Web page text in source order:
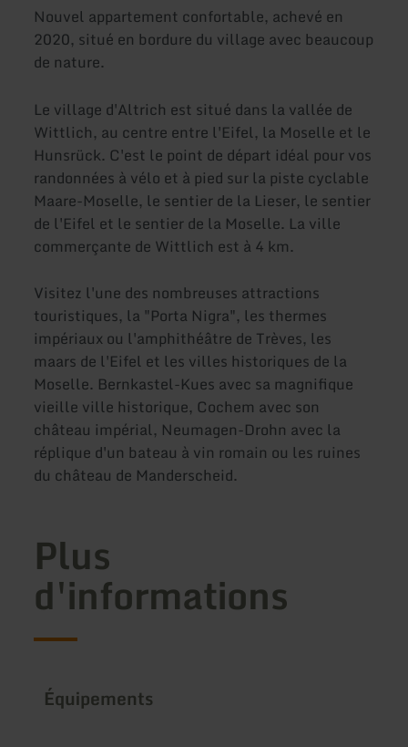
Nouvel appartement confortable, achevé en
2020, situé en bordure du village avec beaucoup
de nature.
Le village d'Altrich est situé dans la vallée de
Wittlich, au centre entre l'Eifel, la Moselle et le
Hunsrück. C'est le point de départ idéal pour vos
randonnées à vélo et à pied sur la piste cyclable
Maare-Moselle, le sentier de la Lieser, le sentier
de l'Eifel et le sentier de la Moselle. La ville
commerçante de Wittlich est à 4 km.
Visitez l'une des nombreuses attractions
touristiques, la "Porta Nigra", les thermes
impériaux ou l'amphithéâtre de Trèves, les
maars de l'Eifel et les villes historiques de la
Moselle. Bernkastel-Kues avec sa magnifique
vieille ville historique, Cochem avec son
château impérial, Neumagen-Drohn avec la
réplique d'un bateau à vin romain ou les ruines
du château de Manderscheid.
Plus
d'informations
Équipements